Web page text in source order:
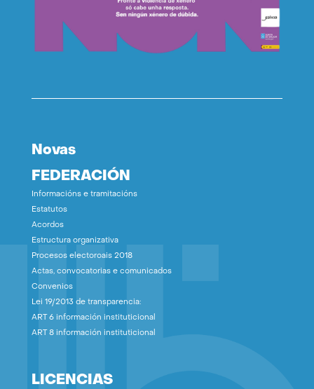
Novas
FEDERACIÓN
Informacións e tramitacións
Estatutos
Acordos
Estructura organizativa
Procesos electoroais 2018
Actas, convocatorias e comunicados
Convenios
Lei 19/2013 de transparencia:
ART 6 información instituticional
ART 8 información instituticional
LICENCIAS